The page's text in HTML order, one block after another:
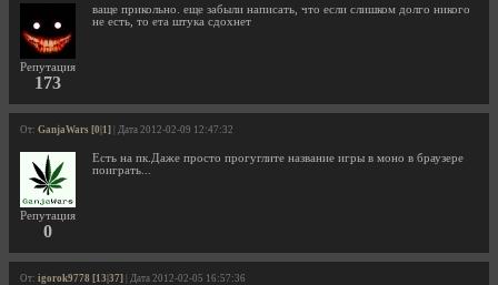
Репутация
173
ваще прикольно. еще забыли написать, что если слишком долго никого
не есть, то ета штука сдохнет
От: GanjaWars [0|1] | Дата 2012-02-09 12:47:32
Репутация
0
Есть на пк.Даже просто прогуглите название игры в моно в браузере
поиграть...
От: igorok9778 [13|37] | Дата 2012-02-05 16:57:36